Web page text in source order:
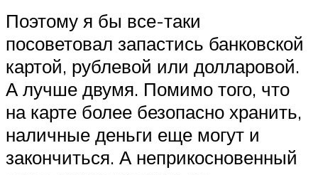
Поэтому я бы все-таки
посоветовал запастись банковской
картой, рублевой или долларовой.
А лучше двумя. Помимо того, что
на карте более безопасно хранить,
наличные деньги еще могут и
закончиться. А неприкосновенный